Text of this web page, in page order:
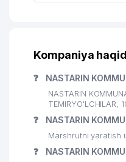
Kompaniya
❓ NASTARIN
NASTARIN
TEMIRYO'LCHILAR,
❓ NASTARIN
Marshrutni yaratish
❓ NASTARIN